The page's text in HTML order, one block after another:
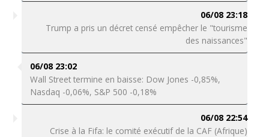
06/08 23:18
Trump a pris un décret censé empêcher le "tourisme
des naissances"
06/08 23:02
Wall Street termine en baisse: Dow Jones -0,85%,
Nasdaq -0,06%, S&P 500 -0,18%
06/08 22:54
Crise à la Fifa: le comité exécutif de la CAF (Afrique)